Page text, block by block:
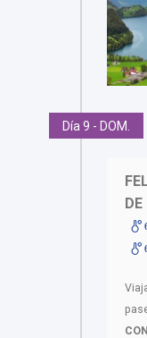
Día 9 - DOM.